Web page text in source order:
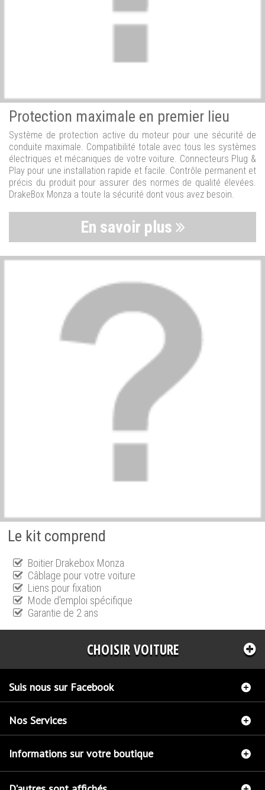
Protection maximale en premier lieu
Système de protection active du moteur pour une sécurité de
conduite maximale. Compatibilité totale avec tous les systèmes
électriques et mécaniques de votre voiture. Connecteurs Plug &
Play pour une installation rapide et facile. Contrôle permanent et
précis du produit pour assurer des normes de qualité élevées.
DrakeBox Monza a toute la sécurité dont vous avez besoin.
En savoir plus
Le kit comprend
Boitier Drakebox Monza
Câblage pour votre voiture
Liens pour fixation
Mode d'emploi spécifique
Garantie de 2 ans
CHOISIR VOITURE
Suis nous sur Facebook
Nos Services
Informations sur votre boutique